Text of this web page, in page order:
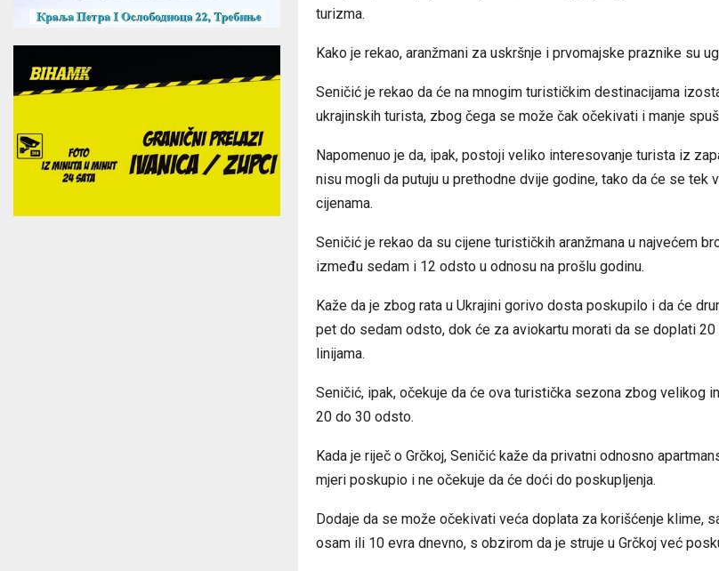
turizma.
Kako je rekao, aranžmani za uskršnje i prvomajske praznike su
Seničić je rekao da će na mnogim turističkim destinacijama
ukrajinskih turista, zbog čega se može čak očekivati i manje
Napomenuo je da, ipak, postoji veliko interesovanje turista iz
nisu mogli da putuju u prethodne dvije godine, tako da će se tek
cijenama.
Seničić je rekao da su cijene turističkih aranžmana u najvećem
između sedam i 12 odsto u odnosu na prošlu godinu.
Kaže da je zbog rata u Ukrajini gorivo dosta poskupilo i da će
pet do sedam odsto, dok će za aviokartu morati da se doplati 20
linijama.
Seničić, ipak, očekuje da će ova turistička sezona zbog velikog
20 do 30 odsto.
Kada je riječ o Grčkoj, Seničić kaže da privatni odnosno
mjeri poskupio i ne očekuje da će doći do poskupljenja.
Dodaje da se može očekivati veća doplata za korišćenje klime,
osam ili 10 evra dnevno, s obzirom da je struje u Grčkoj već